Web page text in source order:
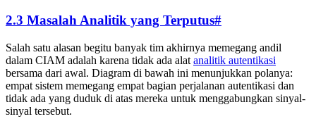
2.3 Masalah Analitik yang Terputus#
Salah satu alasan begitu banyak tim akhirnya memegang andil
dalam CIAM adalah karena tidak ada alat analitik autentikasi
bersama dari awal. Diagram di bawah ini menunjukkan polanya:
empat sistem memegang empat bagian perjalanan autentikasi dan
tidak ada yang duduk di atas mereka untuk menggabungkan sinyal-
sinyal tersebut.